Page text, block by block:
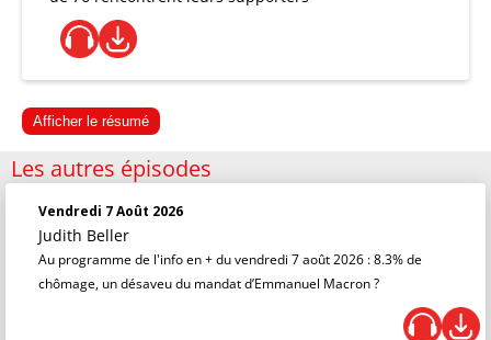
Afficher le résumé
Les autres épisodes
Vendredi 7 Août 2026
Judith Beller
Au programme de l'info en + du vendredi 7 août 2026 : 8.3% de
chômage, un désaveu du mandat d’Emmanuel Macron ?